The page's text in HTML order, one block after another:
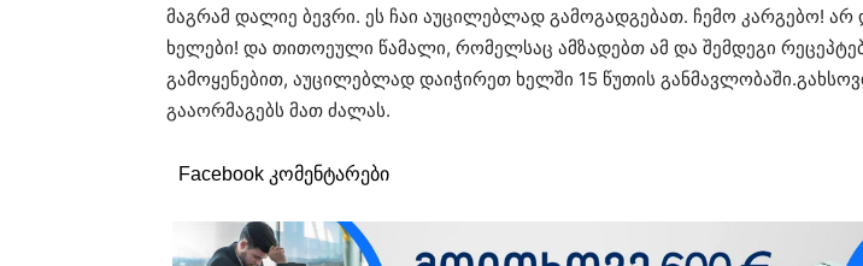
მაგრამ დალიე ბევრი. ეს ჩაი აუცილებლად გამოგადგებათ. ჩემო კარგებო! არ
ხელები! და თითოეული წამალი, რომელსაც ამზადებთ ამ და შემდეგი
გამოყენებით, აუცილებლად დაიჭირეთ ხელში 15 წუთის
გააორმაგებს მათ ძალას.
Facebook კომენტარები